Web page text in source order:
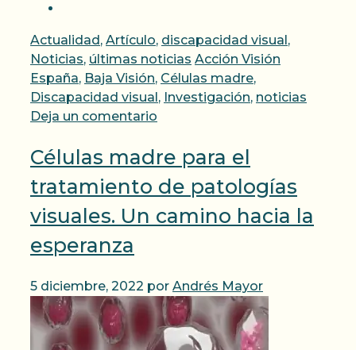
Categorías
Actualidad , Artículo, discapacidad visual ,
Noticias, últimas noticias Etiquetas
Acción Visión
España, Baja Visión, Células madre,
Discapacidad visual , Investigación, noticias
Deja un comentario
Células madre para el
tratamiento de patologías
visuales. Un camino hacia la
esperanza
5 diciembre, 2022 por Andrés Mayor